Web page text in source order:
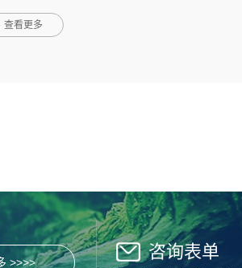
查看更多
>>>>
咨询表单